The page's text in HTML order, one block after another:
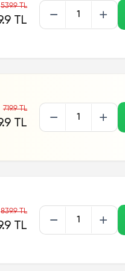
539.9 TL
TL
719.9 TL
TL
839.9 TL
TL